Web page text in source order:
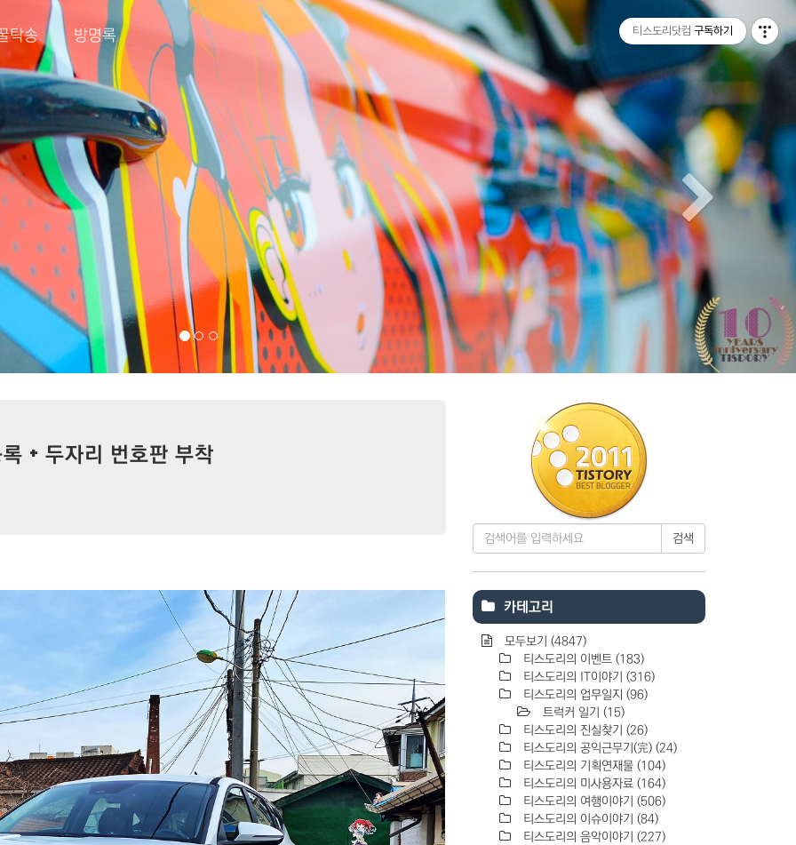
탁송 방명록
Next
+ 두자리 번호판 부착
검색
카테고리
모두보기 (4847)
티스도리의 이벤트 (183)
티스도리의 IT이야기 (316)
티스도리의 업무일지 (96)
트럭커 일기 (15)
티스도리의 진실찾기 (26)
티스도리의 공익근무기(完) (24)
티스도리의 기획연재물 (104)
티스도리의 미사용자료 (164)
티스도리의 여행이야기 (506)
티스도리의 이슈이야기 (84)
티스도리의 음악이야기 (227)
티스토리툴바 티스도리닷컴 구독하기